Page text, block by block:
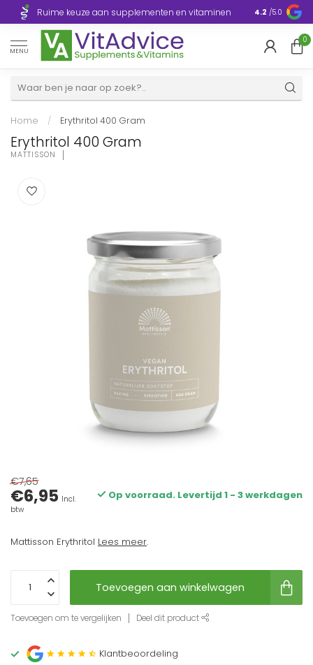
Ruime keuze aan supplementen en vitaminen Europa
4.2 /5.0
MENU
0
Home / Erythritol 400 Gram
Erythritol 400 Gram
MATTISSON
€7,65
€6,95 Incl.
btw
Op voorraad. Levertijd 1 - 3 werkdagen
Mattisson Erythritol Lees meer.
Toevoegen aan winkelwagen
Toevoegen om te vergelijken Deel dit product
Klantbeoordeling